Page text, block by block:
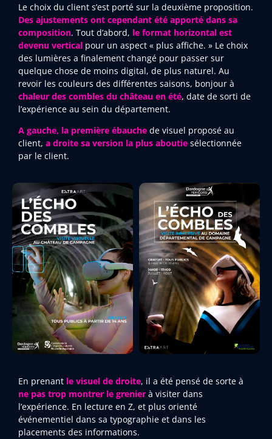
Le choix du client s’est porté sur la deuxième proposition.
Des ajustements ont cependant été apporté dans sa
composition. Tout d’abord, le format horizontal est
devenu vertical pour un aspect « plus affiche. » Le choix
des lumières a finalement changé pour passer sur
quelque chose de moins digital, de plus naturel. Au
revoir les couleurs des différentes saisons, bonjour à
chaleur des combles du château en été, date de sorti de
l’expérience au sein du département.
A gauche, la première ébauche de visuel proposé au
client, a droite sa version la plus aboutie sélectionnée
par le client.
En prenant le visuel de droite, il a été pensé de sorte à
ne pas trop montrer le grenier à visiter dans
l’expérience. En lecture en Z, et plus orienté
événementiel dans sa typographie et dans les
placements des informations.